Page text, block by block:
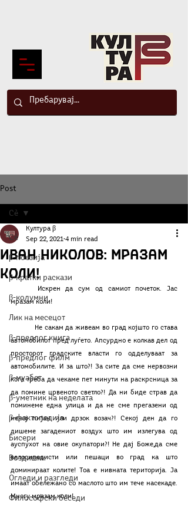
Post
Сè
β-поезија
β-кратки раскази
β-колумни
Лик на месецот
β-предлог книга
β-предлог филм
β-муабет
β-уметник на неделата
β-фактопедија
Бисери
Воздишки
Огледи и разгледи
Философски беседи
Сè
Иван Николов: Мразам
коли!
Култура β
Sep 22, 2021 4 min read
мразам коли!
автомобилот пред луѓето. Апсурдно е колкав дел од
просторот градските власти го одделуваат за
автомобилите. И за што?! За сите да сме нервозни
кога треба да чекаме пет минути на раскрсница за
да помине црвеното светло?! Да ни биде страв да
поминеме една улица и да не сме прегазени од
некој пијан или дрзок возач?! Секој ден да го
дишеме загадениот воздух што им излегува од
ауспухот на овие окупатори?! Не дај Боже,да сме
велосипедисти или пешаци во град ка што
доминираат колите! Тоа е нивната територија. Ја
имаат обележано со маслото што им тече насекаде.
Многу мразам коли!